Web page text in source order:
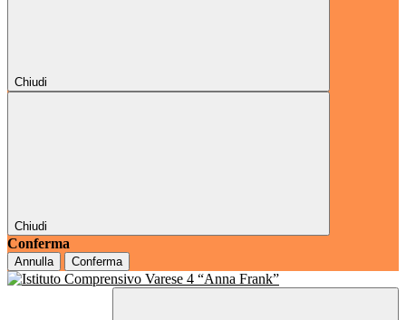
Chiudi
Chiudi
Conferma
Annulla Conferma